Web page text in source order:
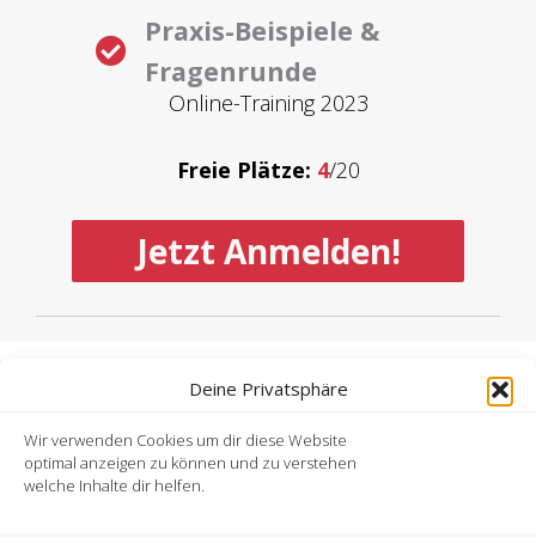
Deine Privatsphäre
Wir verwenden Cookies um dir diese Website
optimal anzeigen zu können und zu verstehen
welche Inhalte dir helfen.
Praxis-Beispiele &
Fragenrunde
Online-Training 2023
Freie Plätze: 4/20
Jetzt Anmelden!
AGB